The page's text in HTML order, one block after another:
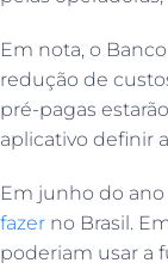
Em nota, o
redução de
pré-pagas
aplicativo definir
Em junho do
fazer no Brasil.
poderiam usar a